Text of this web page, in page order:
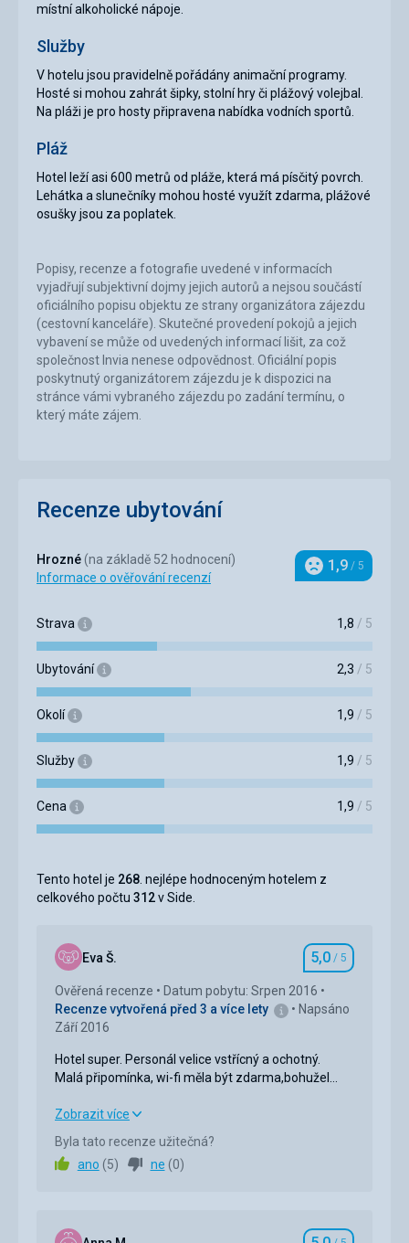
místní alkoholické nápoje.
Služby
V hotelu jsou pravidelně pořádány animační programy.
Hosté si mohou zahrát šipky, stolní hry či plážový volejbal.
Na pláži je pro hosty připravena nabídka vodních sportů.
Pláž
Hotel leží asi 600 metrů od pláže, která má písčitý povrch.
Lehátka a slunečníky mohou hosté využít zdarma, plážové
osušky jsou za poplatek.
Popisy, recenze a fotografie uvedené v informacích
vyjadřují subjektivní dojmy jejich autorů a nejsou součástí
oficiálního popisu objektu ze strany organizátora zájezdu
(cestovní kanceláře). Skutečné provedení pokojů a jejich
vybavení se může od uvedených informací lišit, za což
společnost Invia nenese odpovědnost. Oficiální popis
poskytnutý organizátorem zájezdu je k dispozici na
stránce vámi vybraného zájezdu po zadání termínu, o
který máte zájem.
Recenze ubytování
Hrozné (na základě 52 hodnocení)
Informace o ověřování recenzí
Hodnocení
1,9 / 5
Strava 1,8 / 5
Ubytování 2,3 / 5
Okolí 1,9 / 5
Služby 1,9 / 5
Cena 1,9 / 5
Tento hotel je 268. nejlépe hodnoceným hotelem z
celkového počtu 312v Side.
Eva Š. Hodnocení
5,0 / 5
Ověřená recenze
Datum pobytu: Srpen 2016
Recenze vytvořená před 3 a více lety
Napsáno
Září 2016
Hotel super. Personál velice vstřícný a ochotný.
Malá připomínka, wi-fi měla být zdarma,bohužel
Jediná větší výtka......česká delegátka!!!! Špatné.
Hotel super. Personál velice vstřícný a ochotný.
Malá připomínka, wi-fi měla být zdarma,bohužel
nebylo tomu tak.
Jediná větší výtka......česká delegátka!!!! Špatné.
Zobrazit více
Byla tato recenze užitečná?
ano (5) ne (0)